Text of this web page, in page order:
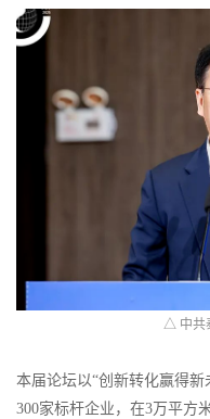
△ 中共
本届论坛以“创新转化赢得新
300家标杆企业，在3万平方